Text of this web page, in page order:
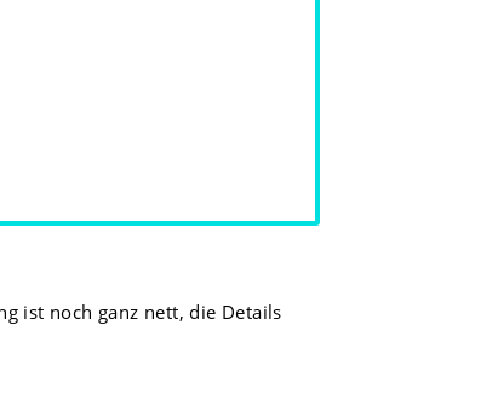
ist noch ganz nett, die Details